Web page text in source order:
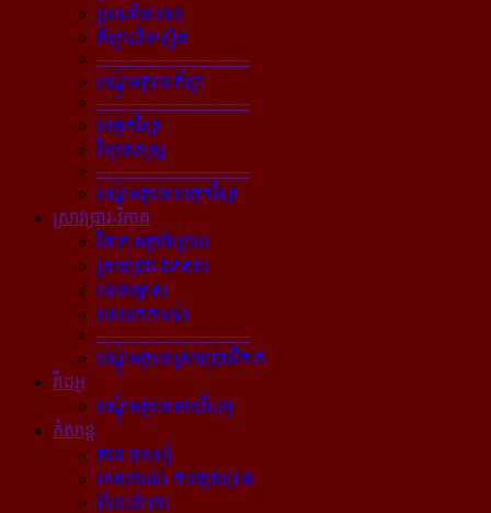
ប្រណាំងយាន
កីឡាដទៃទៀត
----------------------------
បណ្ដុំអត្ថបទកីឡា
----------------------------
បច្ចេកវិទ្យា
វិទ្យាសាស្ត្រ
----------------------------
បណ្ដុំអត្ថបទបច្ចេកវិទ្យា
ស្រាវជ្រាវ-វិភាគ
វិភាគ អត្ថាធិប្បាយ
ស្រាវជ្រាវ ឯកសារ
បទសម្ភាស
បទយកការណ៍
----------------------------
បណ្ដុំអត្ថបទស្រាវជ្រាវវិភាគ
វីដេអូ
បណ្ដុំអត្ថបទមានវីដេអូ
កំសាន្ដ
តារា ជនល្បី
ទេសចរណ៍ ការផ្សងព្រេង
ពីនេះពីនោះ